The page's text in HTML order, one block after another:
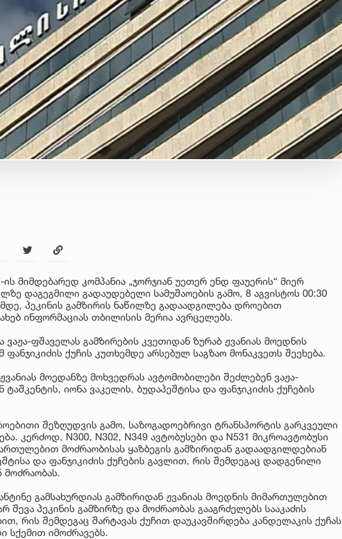
ის მიმდებარედ კომპანია „ჯორჯიან უეთერ ენდ ფაუერის“ მიერ
დაგეგმილი გადაუდებელი სამუშაოების გამო, 8 აგვისტოს 00:30
პეკინის გამზირის ნაწილზე გადაადგილება დროებით
ინფორმაციას თბილისის მერია ავრცელებს.
ვაჟა-ფშაველას გამზირების კვეთიდან ზურაბ ჟვანიას მოედნის
ქუჩის კუთხემდე არსებულ საგზაო მონაკვეთს შეეხება.
მოედანზე მოხვედრას ავტომობილები შეძლებენ ვაჟა-
იონა ვაკელის, ბუდაპეშტისა და ფანჯიკიძის ქუჩების
შეზღუდვის გამო, საზოგადოებრივი ტრანსპორტის გარკვეული
კერძოდ, N300, N302, N349 ავტობუსები და N531 მიკროავტობუსი
მოძრაობისას ყაზბეგის გამზირიდან გადაადგილდებიან
და ფანჯიკიძის ქუჩების გავლით, რის შემდეგაც დადგენილი
მოძრაობას.
გამსახურდიას გამზირიდან ჟვანიას მოედნის მიმართულებით
შევა პეკინის გამზირზე და მოძრაობას გააგრძელებს სააკაძის
რის შემდეგაც შარტავას ქუჩით დაუკავშირდება კანდელაკის ქუჩას
სქემით იმოძრავებს.